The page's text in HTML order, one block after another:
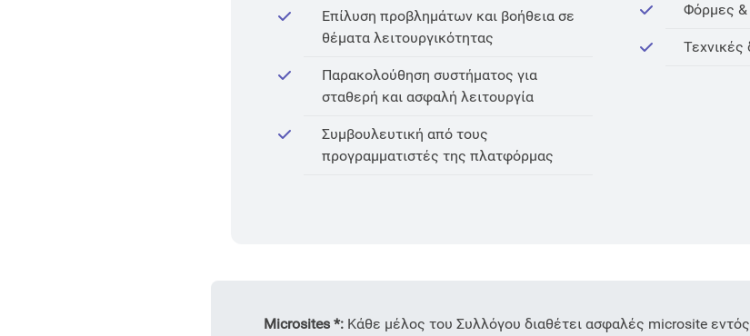
Επίλυση προβλημάτων και βοήθεια σε
θέματα λειτουργικότητας
Παρακολούθηση συστήματος για
σταθερή και ασφαλή λειτουργία
Συμβουλευτική από τους
προγραμματιστές της πλατφόρμας
Φόρμες &
Τεχνικές
Microsites *:Κάθε μέλος του Συλλόγου διαθέτει ασφαλές microsite